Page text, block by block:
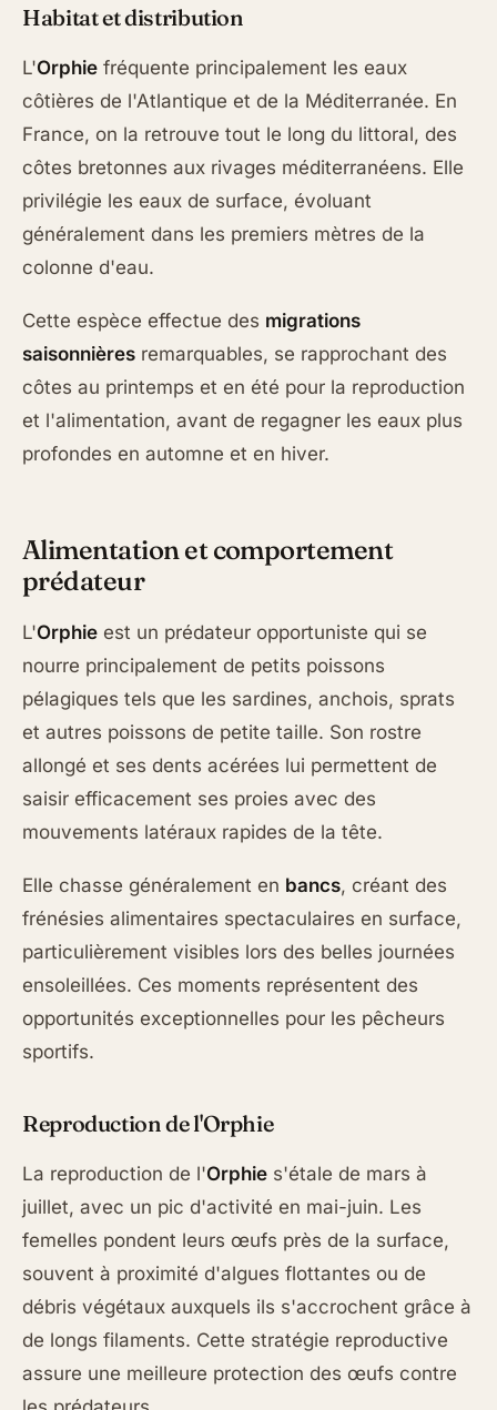
Habitat et distribution
L'Orphie fréquente principalement les eaux
côtières de l'Atlantique et de la Méditerranée. En
France, on la retrouve tout le long du littoral, des
côtes bretonnes aux rivages méditerranéens. Elle
privilégie les eaux de surface, évoluant
généralement dans les premiers mètres de la
colonne d'eau.
Cette espèce effectue des migrations
saisonnières remarquables, se rapprochant des
côtes au printemps et en été pour la reproduction
et l'alimentation, avant de regagner les eaux plus
profondes en automne et en hiver.
Alimentation et comportement
prédateur
L'Orphie est un prédateur opportuniste qui se
nourre principalement de petits poissons
pélagiques tels que les sardines, anchois, sprats
et autres poissons de petite taille. Son rostre
allongé et ses dents acérées lui permettent de
saisir efficacement ses proies avec des
mouvements latéraux rapides de la tête.
Elle chasse généralement en bancs, créant des
frénésies alimentaires spectaculaires en surface,
particulièrement visibles lors des belles journées
ensoleillées. Ces moments représentent des
opportunités exceptionnelles pour les pêcheurs
sportifs.
Reproduction de l'Orphie
La reproduction de l'Orphie s'étale de mars à
juillet, avec un pic d'activité en mai-juin. Les
femelles pondent leurs œufs près de la surface,
souvent à proximité d'algues flottantes ou de
débris végétaux auxquels ils s'accrochent grâce à
de longs filaments. Cette stratégie reproductive
assure une meilleure protection des œufs contre